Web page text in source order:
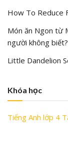
How To Reduce
Món ăn Ngon từ
người không biết?
Little Dandelion
Khóa học
Tiếng Anh lớp 4